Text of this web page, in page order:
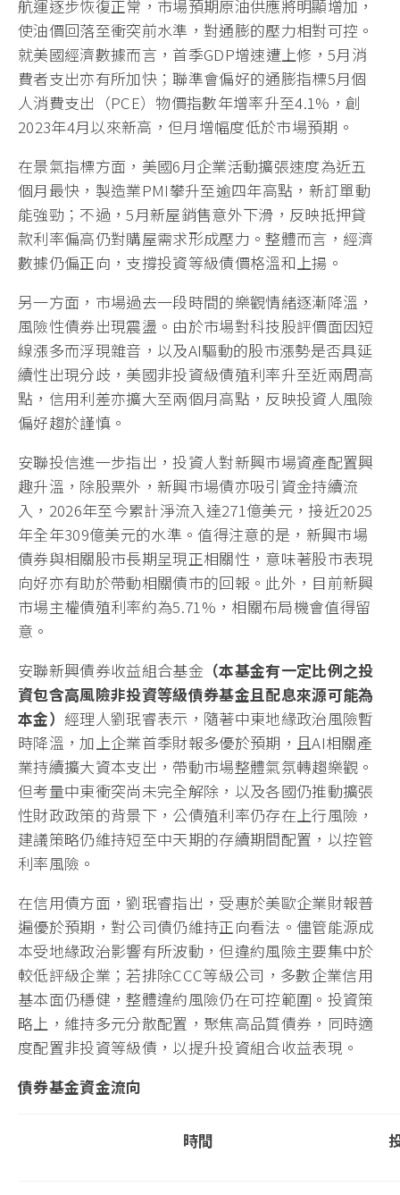
航運逐步恢復正常，市場預期原油供應將明顯增加，
使油價回落至衝突前水準，對通膨的壓力相對可控。
就美國經濟數據而言，首季GDP增速遭上修，5月消
費者支出亦有所加快；聯準會偏好的通膨指標5月個
人消費支出（PCE）物價指數年增率升至4.1%，創
2023年4月以來新高，但月增幅度低於市場預期。
在景氣指標方面，美國6月企業活動擴張速度為近五
個月最快，製造業PMI攀升至逾四年高點，新訂單動
能強勁；不過，5月新屋銷售意外下滑，反映抵押貸
款利率偏高仍對購屋需求形成壓力。整體而言，經濟
數據仍偏正向，支撐投資等級債價格溫和上揚。
另一方面，市場過去一段時間的樂觀情緒逐漸降溫，
風險性債券出現震盪。由於市場對科技股評價面因短
線漲多而浮現雜音，以及AI驅動的股市漲勢是否具延
續性出現分歧，美國非投資級債殖利率升至近兩周高
點，信用利差亦擴大至兩個月高點，反映投資人風險
偏好趨於謹慎。
安聯投信進一步指出，投資人對新興市場資產配置興
趣升溫，除股票外，新興市場債亦吸引資金持續流
入，2026年至今累計淨流入達271億美元，接近2025
年全年309億美元的水準。值得注意的是，新興市場
債券與相關股市長期呈現正相關性，意味著股市表現
向好亦有助於帶動相關債市的回報。此外，目前新興
市場主權債殖利率約為5.71%，相關布局機會值得留
意。
安聯新興債券收益組合基金 （本基金有一定比例之投
資包含高風險非投資等級債券基金且配息來源可能為
本金） 經理人劉珉睿表示，隨著中東地緣政治風險暫
時降溫，加上企業首季財報多優於預期，且AI相關產
業持續擴大資本支出，帶動市場整體氣氛轉趨樂觀。
但考量中東衝突尚未完全解除，以及各國仍推動擴張
性財政政策的背景下，公債殖利率仍存在上行風險，
建議策略仍維持短至中天期的存續期間配置，以控管
利率風險。
在信用債方面，劉珉睿指出，受惠於美歐企業財報普
遍優於預期，對公司債仍維持正向看法。儘管能源成
本受地緣政治影響有所波動，但違約風險主要集中於
較低評級企業；若排除CCC等級公司，多數企業信用
基本面仍穩健，整體違約風險仍在可控範圍。投資策
略上，維持多元分散配置，聚焦高品質債券，同時適
度配置非投資等級債，以提升投資組合收益表現。
債券基金資金流向
時間